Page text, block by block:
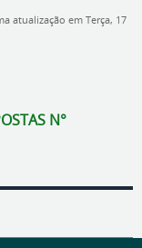
atualização em Terça, 17
N°